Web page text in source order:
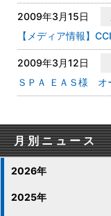
2009年3月15日
【メディア情報】
2009年3月12日
ＳＰＡ ＥＡＳ様 オ
月別ニュース
2026年
2025年